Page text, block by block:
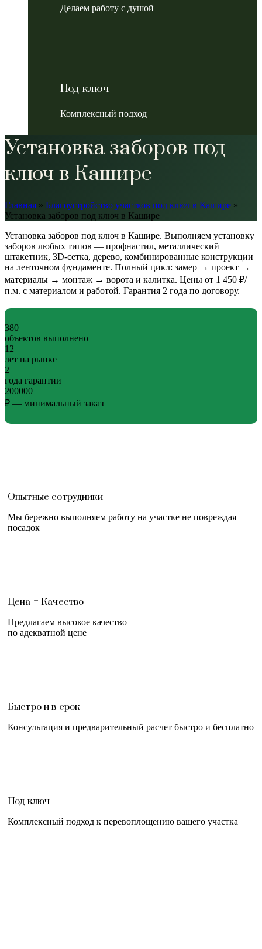
Делаем работу с душой
Под ключ
Комплексный подход
Установка заборов под
ключ в Кашире
Главная » Благоустройство участков под ключ в Кашире »
Установка заборов под ключ в Кашире
Установка заборов под ключ в Кашире. Выполняем установку
заборов любых типов — профнастил, металлический
штакетник, 3D-сетка, дерево, комбинированные конструкции
на ленточном фундаменте. Полный цикл: замер → проект →
материалы → монтаж → ворота и калитка. Цены от 1 450 ₽/
п.м. с материалом и работой. Гарантия 2 года по договору.
380
объектов выполнено
12
лет на рынке
2
года гарантии
200000
₽ — минимальный заказ
Опытные сотрудники
Мы бережно выполняем работу на участке не повреждая
посадок
Цена = Качество
Предлагаем высокое качество
по адекватной цене
Быстро и в срок
Консультация и предварительный расчет быстро и бесплатно
Под ключ
Комплексный подход к перевоплощению вашего участка